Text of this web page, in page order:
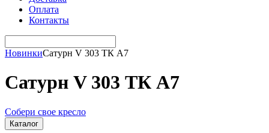
Оплата
Контакты
НовинкиСатурн V 303 ТК А7
Сатурн V 303 ТК А7
Собери свое кресло
Каталог